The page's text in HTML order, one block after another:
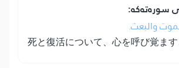
سورەتەکە:
والبعث.
死と復活について、心を呼び覚ま